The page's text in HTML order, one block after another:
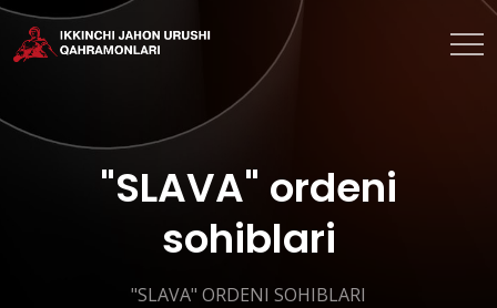
"SLAVA" ordeni
sohiblari
"SLAVA" ORDENI SOHIBLARI